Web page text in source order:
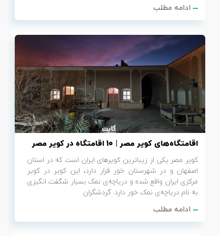
ادامه مطلب
اقامتگاه‌های کویر مصر | 10 اقامتگاه در کویر مصر
کویر مصر یکی از زیباترین کویرهای ایران است که در استان
اصفهان و در شهرستان خور قرار دارد، این کویر در کویر
مرکزی ایران واقع شده و دریاچه‌ی نمک بسیار شگفت انگیزی
به نام دریاچه‌ی نمک خور دارد. گردشگران
ادامه مطلب